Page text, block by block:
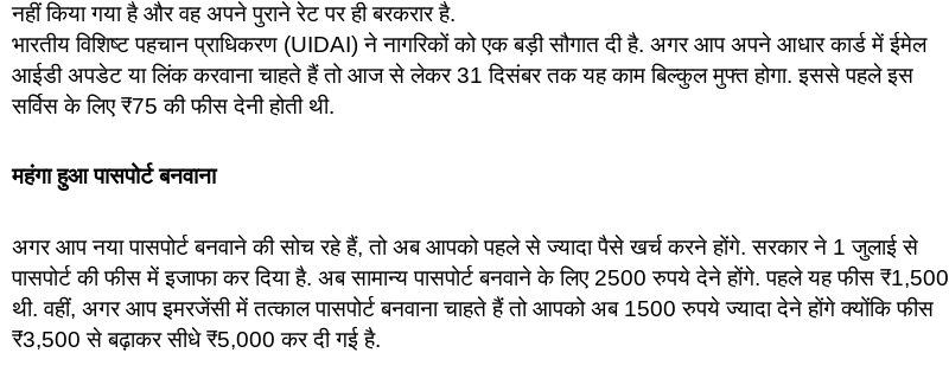
नहीं किया गया है और वह अपने पुराने रेट पर ही बरकरार है.
भारतीय विशिष्ट पहचान प्राधिकरण (UIDAI) ने नागरिकों को एक बड़ी सौगात दी है. अगर आप अपने आधार कार्ड में ईमेल
आईडी अपडेट या लिंक करवाना चाहते हैं तो आज से लेकर 31 दिसंबर तक यह काम बिल्कुल मुफ्त होगा. इससे पहले इस
सर्विस के लिए ₹75 की फीस देनी होती थी.
महंगा हुआ पासपोर्ट बनवाना
अगर आप नया पासपोर्ट बनवाने की सोच रहे हैं, तो अब आपको पहले से ज्यादा पैसे खर्च करने होंगे. सरकार ने 1 जुलाई से
पासपोर्ट की फीस में इजाफा कर दिया है. अब सामान्य पासपोर्ट बनवाने के लिए 2500 रुपये देने होंगे. पहले यह फीस ₹1,500
थी. वहीं, अगर आप इमरजेंसी में तत्काल पासपोर्ट बनवाना चाहते हैं तो आपको अब 1500 रुपये ज्‍यादा देने होंगे क्‍योंकि फीस
₹3,500 से बढ़ाकर सीधे ₹5,000 कर दी गई है.